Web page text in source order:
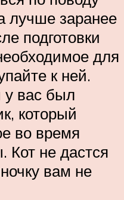
лучше заранее
подготовки
для
к ней.
у вас был
который
во время
Кот не дастся
вам не